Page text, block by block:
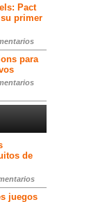
Pact
primer
para
de
juegos